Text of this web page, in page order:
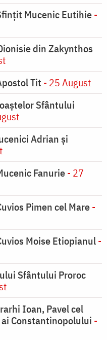
Mucenic Eutihie-
din Zakynthos
Tit - 25 August
Sfântului
Adrian și
Fanurie- 27
Pimen cel Mare-
Moise Etiopianul-
Sfântului Proroc
Ioan, Pavel cel
Constantinopolului -